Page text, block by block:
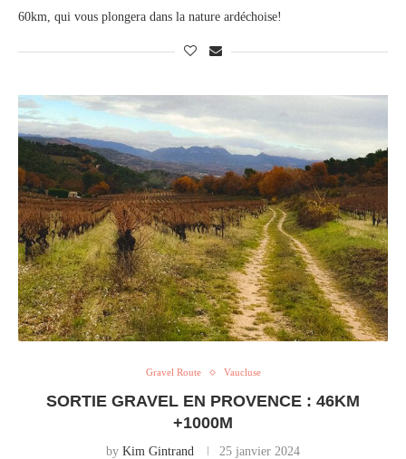
60km, qui vous plongera dans la nature ardéchoise!
Gravel Route Vaucluse
SORTIE GRAVEL EN PROVENCE : 46KM
+1000M
by Kim Gintrand 25 janvier 2024